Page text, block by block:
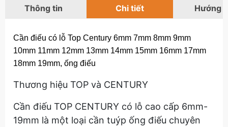
Thông tin Chi tiết Hướng
Cần điếu có lỗ Top Century 6mm 7mm 8mm 9mm
10mm 11mm 12mm 13mm 14mm 15mm 16mm 17mm
18mm 19mm, ống điếu
Thương hiệu TOP và CENTURY
Cần điếu TOP CENTURY có lỗ cao cấp 6mm-
19mm là một loại cần tuýp ống điếu chuyên